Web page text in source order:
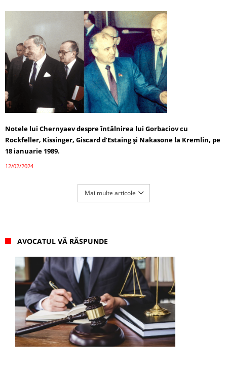
Notele lui Chernyaev despre întâlnirea lui Gorbaciov cu
Rockfeller, Kissinger, Giscard d’Estaing și Nakasone la Kremlin, pe
18 ianuarie 1989.
12/02/2024
Mai multe articole
AVOCATUL VĂ RĂSPUNDE